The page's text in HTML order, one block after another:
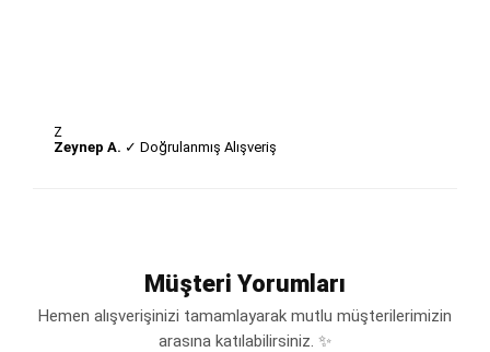
Z
Zeynep A. ✓ Doğrulanmış Alışveriş
Müşteri Yorumları
Hemen alışverişinizi tamamlayarak mutlu müşterilerimizin
arasına katılabilirsiniz. ✨